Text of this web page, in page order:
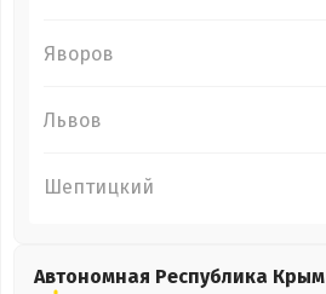
Яворов
Львов
Шептицкий
Автономная Республика Крым